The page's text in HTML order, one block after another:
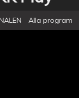
Alla program